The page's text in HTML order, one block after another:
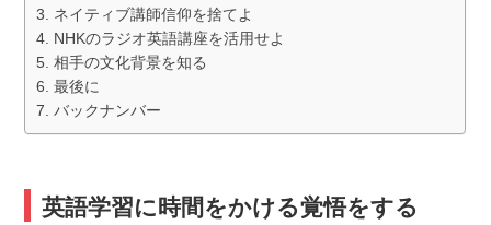
ネイティブ講師信仰を捨てよ
NHKのラジオ英語講座を活用せよ
相手の文化背景を知る
最後に
バックナンバー
英語学習に時間をかける覚悟をする